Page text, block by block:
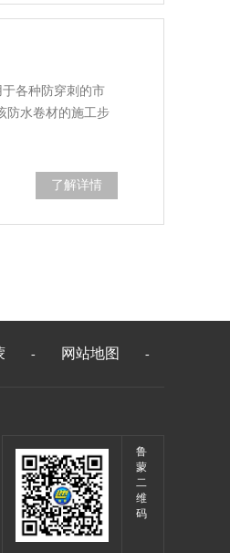
各种防穿刺的市
防水卷材的施工步
了解详情
- 网站地图 -
鲁
蒙
二
维
码